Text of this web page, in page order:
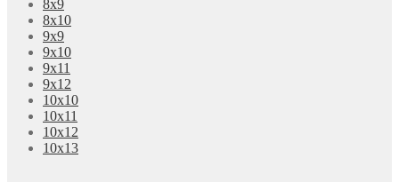
8х9
8х10
9х9
9х10
9х11
9х12
10х10
10х11
10х12
10х13